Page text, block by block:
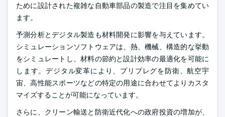
ために設計された複雑な自動車部品の製造で注目を集めてい
ます。
予測分析とデジタル製造も材料開発に影響を与えています。
シミュレーションソフトウェアは、熱、機械、構造的な挙動
をシミュレートし、材料の節約と設計効率の最適化を可能に
します。デジタル変革により、プリプレグを防衛、航空宇
宙、高性能スポーツなどの特定の用途に合わせてよりカスタ
マイズすることが可能になっています。
さらに、クリーン輸送と防衛近代化への政府投資の増加が、